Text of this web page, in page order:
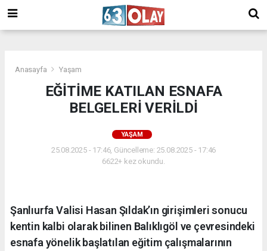
Anasayfa Yaşam
EĞİTİME KATILAN ESNAFA
BELGELERİ VERİLDİ
YAŞAM
25.08.2025 - 17:46, Güncelleme: 25.08.2025 - 17:46
6622+ kez okundu.
Şanlıurfa Valisi Hasan Şıldak’ın girişimleri sonucu
kentin kalbi olarak bilinen Balıklıgöl ve çevresindeki
esnafa yönelik başlatılan eğitim çalışmalarının